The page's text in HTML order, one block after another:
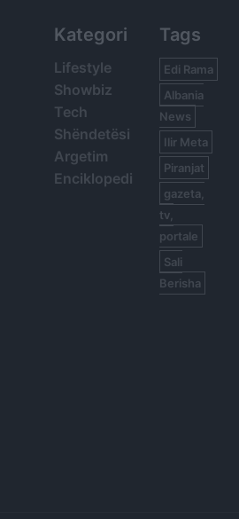
Kategori
Lifestyle
Showbiz
Tech
Shëndetësi
Argetim
Enciklopedi
Tags
Edi Rama
Albania
News
Ilir Meta
Piranjat
gazeta,
tv,
portale
Sali
Berisha